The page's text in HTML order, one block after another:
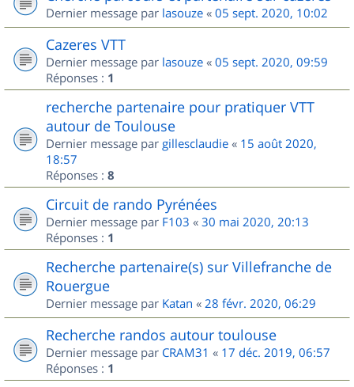
Dernier message par lasouze « 05 sept. 2020, 10:02
Cazeres VTT
Dernier message par lasouze « 05 sept. 2020, 09:59
Réponses : 1
recherche partenaire pour pratiquer VTT
autour de Toulouse
Dernier message par gillesclaudie « 15 août 2020,
18:57
Réponses : 8
Circuit de rando Pyrénées
Dernier message par F103 « 30 mai 2020, 20:13
Réponses : 1
Recherche partenaire(s) sur Villefranche de
Rouergue
Dernier message par Katan « 28 févr. 2020, 06:29
Recherche randos autour toulouse
Dernier message par CRAM31 « 17 déc. 2019, 06:57
Réponses : 1